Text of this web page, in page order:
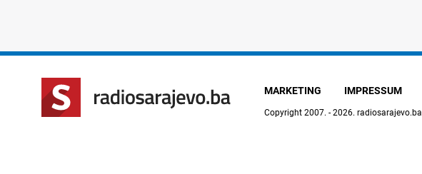
MARKETING IMPRESSUM
Copyright 2007. - 2026. radiosarajevo.ba